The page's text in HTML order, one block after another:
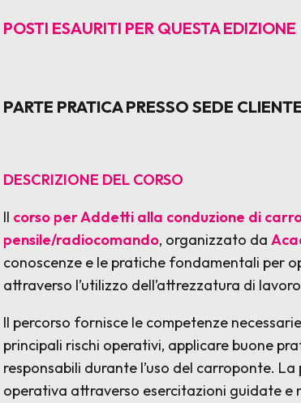
POSTI ESAURITI PER QUESTA EDIZIONE
PARTE PRATICA PRESSO SEDE
DESCRIZIONE DEL CORSO
Il corso per Addetti alla conduzione di
pensile/radiocomando, organizzato da
conoscenze e le pratiche fondamentali per
attraverso l’utilizzo dell’attrezzatura di
Il percorso fornisce le competenze
principali rischi operativi, applicare buone
responsabili durante l’uso del carroponte.
operativa attraverso esercitazioni guidate e